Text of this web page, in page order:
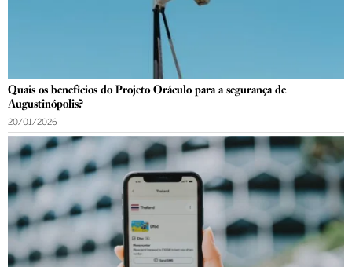
Quais os benefícios do Projeto Oráculo para a segurança de
Augustinópolis?
20/01/2026